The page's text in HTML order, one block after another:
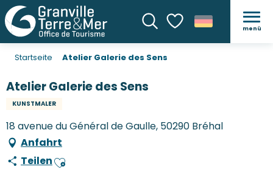
SucheVoir les favoris
menü
Startseite Atelier Galerie des Sens
Atelier Galerie des Sens
KUNSTMALER
18 avenue du Général de Gaulle, 50290 Bréhal
Anfahrt
TeilenAjouter aux favoris